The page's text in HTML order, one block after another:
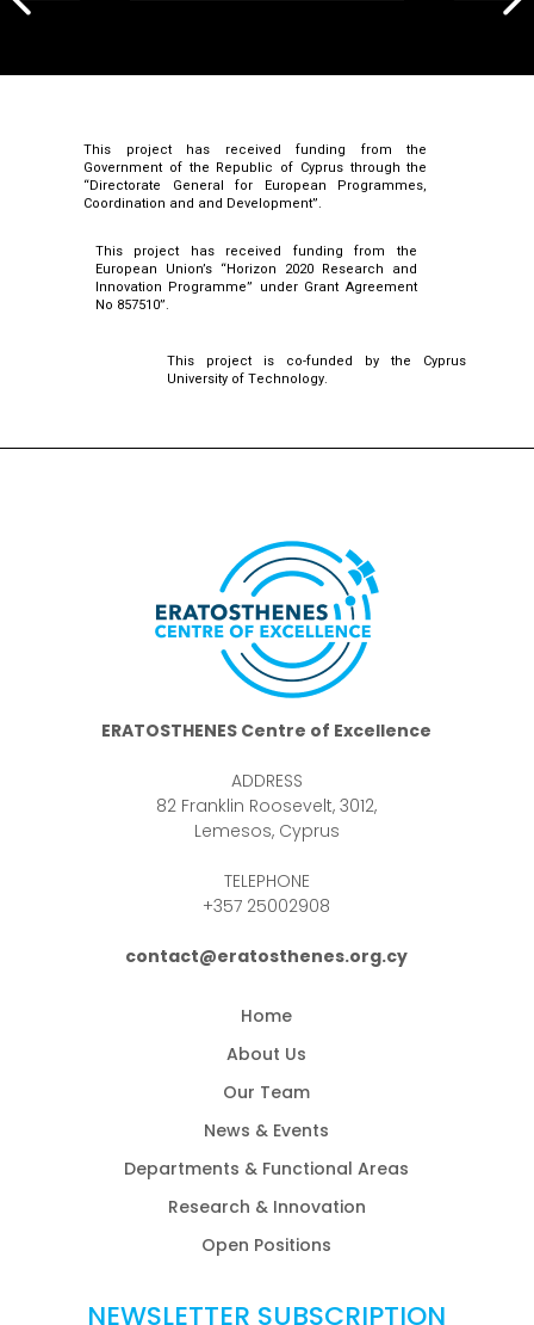
This project has received funding from the
Government of the Republic of Cyprus through the
“Directorate General for European Programmes,
Coordination and and Development”.
This project has received funding from the
European Union’s “Horizon 2020 Research and
Innovation Programme” under Grant Agreement
No 857510”.
This project is co-funded by the Cyprus
University of Technology.
ERATOSTHENES Centre of Excellence
ADDRESS
82 Franklin Roosevelt, 3012,
Lemesos, Cyprus
TELEPHONE
+357 25002908
contact@eratosthenes.org.cy
Home
About Us
Our Team
News & Events
Departments & Functional Areas
Research & Innovation
Open Positions
NEWSLETTER SUBSCRIPTION